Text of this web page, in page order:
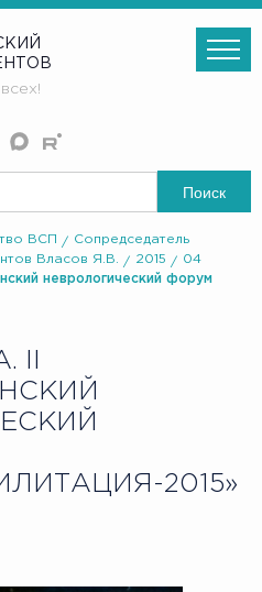
Поиск
ВСП
Сопредседатель
Власов Я.В.
2015
04
неврологический форум
II
2015»